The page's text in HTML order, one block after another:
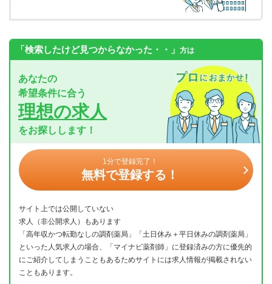
「検索したけど見つからなかった・・」 方は
あなたの
希望条件に合う
理想の求人
をお探しします！
1分で登録完了！
無料で登録する！
サイト上では公開していない
求人（非公開求人）もあります
「高年収かつ転勤なしの調剤薬局」「土日休み＋平日休みの調剤薬局」
といった人気求人の場合、「マイナビ薬剤師」に登録済みの方に優先的
にご紹介してしまうこともあるためサイトには求人情報が掲載されない
こともあります。